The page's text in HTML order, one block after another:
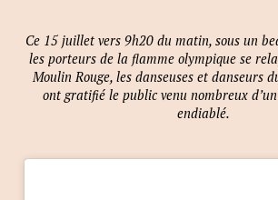
Ce 15 juillet vers 9h20 du matin, sous un
les porteurs de la flamme olympique se
Moulin Rouge, les danseuses et danseurs
ont gratifié le public venu nombreux
endiablé.